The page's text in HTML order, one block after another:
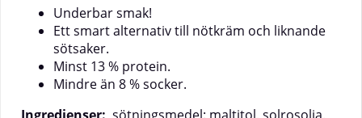
Underbar smak!
Ett smart alternativ till nötkräm och liknande
sötsaker.
Minst 13 % protein.
Mindre än 8 % socker.